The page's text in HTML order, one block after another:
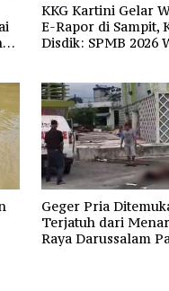
KKG Kartini Gelar
E-Rapor di Sampit,
Disdik: SPMB 2026
Geger Pria
Terjatuh dari
Raya Darussalam